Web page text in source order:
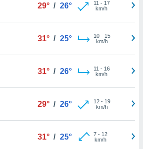
29° / 26° 11 - 17
km/h
31° / 25° 10- 15
km/h
31° / 26° 11 - 16
km/h
29° / 26° 12- 19
km/h
31° / 25° 7- 12
km/h